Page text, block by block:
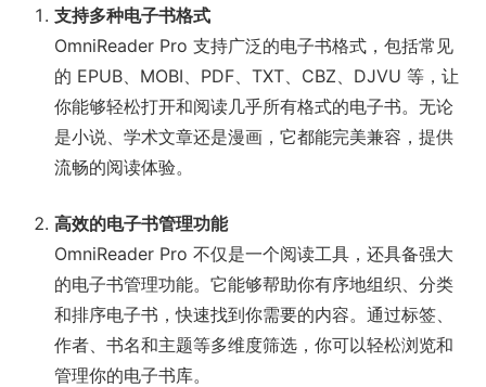
支持多种电子书格式
OmniReader Pro 支持广泛的电子书格式，包括常见
的 EPUB、MOBI、PDF、TXT、CBZ、DJVU 等，让
你能够轻松打开和阅读几乎所有格式的电子书。无论
是小说、学术文章还是漫画，它都能完美兼容，提供
流畅的阅读体验。
高效的电子书管理功能
OmniReader Pro 不仅是一个阅读工具，还具备强大
的电子书管理功能。它能够帮助你有序地组织、分类
和排序电子书，快速找到你需要的内容。通过标签、
作者、书名和主题等多维度筛选，你可以轻松浏览和
管理你的电子书库。